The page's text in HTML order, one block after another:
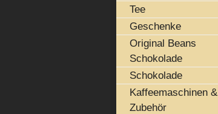
Tee
Geschenke
Original Beans
Schokolade
Schokolade
Kaffeemaschinen &
Zubehör